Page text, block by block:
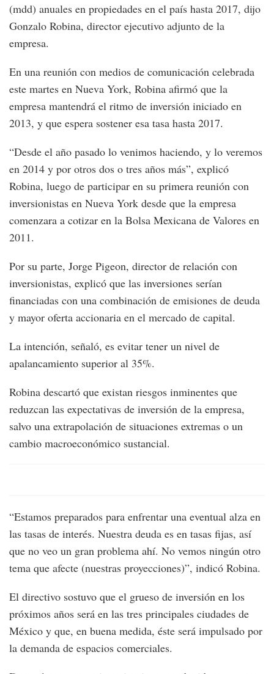
(mdd) anuales en propiedades en el país hasta 2017, dijo
Gonzalo Robina, director ejecutivo adjunto de la
empresa.
En una reunión con medios de comunicación celebrada
este martes en Nueva York, Robina afirmó que la
empresa mantendrá el ritmo de inversión iniciado en
2013, y que espera sostener esa tasa hasta 2017.
“Desde el año pasado lo venimos haciendo, y lo veremos
en 2014 y por otros dos o tres años más”, explicó
Robina, luego de participar en su primera reunión con
inversionistas en Nueva York desde que la empresa
comenzara a cotizar en la Bolsa Mexicana de Valores en
2011.
Por su parte, Jorge Pigeon, director de relación con
inversionistas, explicó que las inversiones serían
financiadas con una combinación de emisiones de deuda
y mayor oferta accionaria en el mercado de capital.
La intención, señaló, es evitar tener un nivel de
apalancamiento superior al 35%.
Robina descartó que existan riesgos inminentes que
reduzcan las expectativas de inversión de la empresa,
salvo una extrapolación de situaciones extremas o un
cambio macroeconómico sustancial.
“Estamos preparados para enfrentar una eventual alza en
las tasas de interés. Nuestra deuda es en tasas fijas, así
que no veo un gran problema ahí. No vemos ningún otro
tema que afecte (nuestras proyecciones)”, indicó Robina.
El directivo sostuvo que el grueso de inversión en los
próximos años será en las tres principales ciudades de
México y que, en buena medida, éste será impulsado por
la demanda de espacios comerciales.